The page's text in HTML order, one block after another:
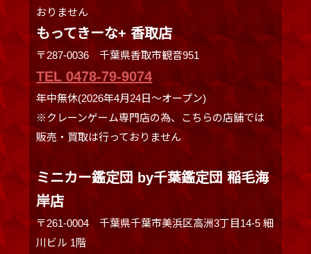
おりません
もってきーな+ 香取店
〒287-0036 千葉県香取市観音951
TEL 0478-79-9074
年中無休(2026年4月24日～オープン)
※クレーンゲーム専門店の為、こちらの店舗では
販売・買取は行っておりません
ミニカー鑑定団 by千葉鑑定団 稲毛海
岸店
〒261-0004 千葉県千葉市美浜区高洲3丁目14-5 細
川ビル 1階